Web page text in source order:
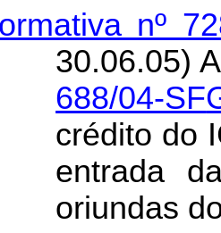
nº
30.06.05)
688/04-SF
crédito do
entrada
oriundas